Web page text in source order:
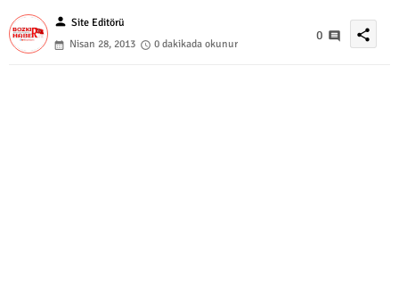
person Site Editörü
Nisan 28, 2013
0 dakikada okunur
0 share